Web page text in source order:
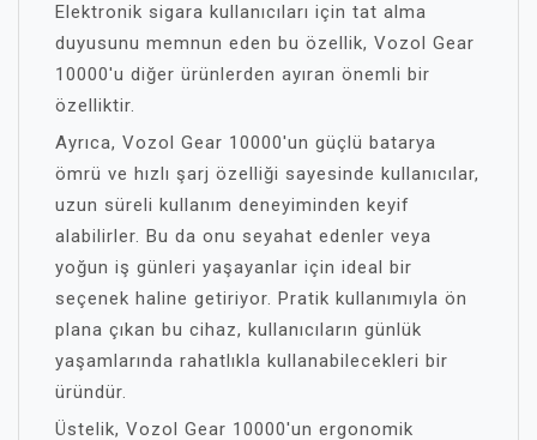
Elektronik sigara kullanıcıları için tat alma
duyusunu memnun eden bu özellik, Vozol Gear
10000'u diğer ürünlerden ayıran önemli bir
özelliktir.
Ayrıca, Vozol Gear 10000'un güçlü batarya
ömrü ve hızlı şarj özelliği sayesinde kullanıcılar,
uzun süreli kullanım deneyiminden keyif
alabilirler. Bu da onu seyahat edenler veya
yoğun iş günleri yaşayanlar için ideal bir
seçenek haline getiriyor. Pratik kullanımıyla ön
plana çıkan bu cihaz, kullanıcıların günlük
yaşamlarında rahatlıkla kullanabilecekleri bir
üründür.
Üstelik, Vozol Gear 10000'un ergonomik